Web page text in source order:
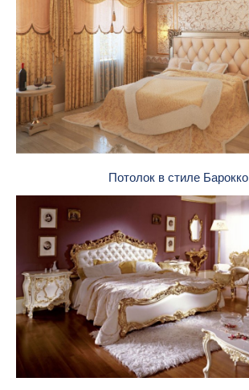
Потолок в стиле Барокко